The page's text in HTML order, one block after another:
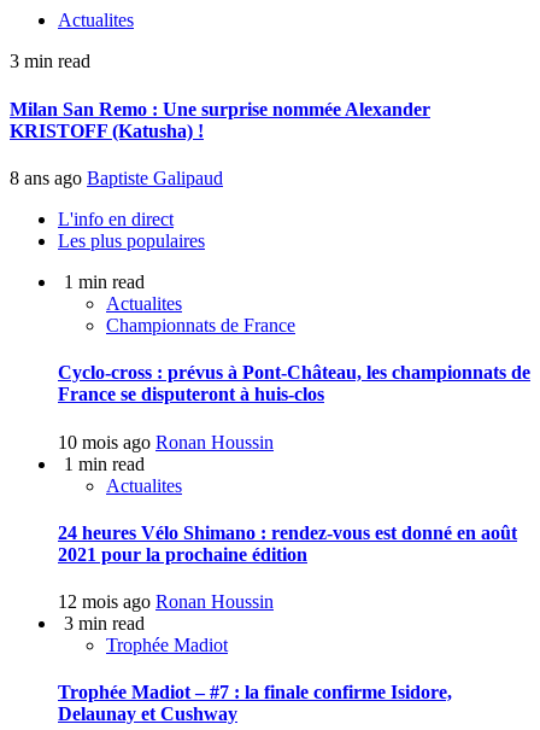
Actualites
3 min read
Milan San Remo : Une surprise nommée Alexander
KRISTOFF (Katusha) !
8 ans ago Baptiste Galipaud
L'info en direct
Les plus populaires
1 min read
Actualites
Championnats de France
Cyclo-cross : prévus à Pont-Château, les championnats de
France se disputeront à huis-clos
10 mois ago Ronan Houssin
1 min read
Actualites
24 heures Vélo Shimano : rendez-vous est donné en août
2021 pour la prochaine édition
12 mois ago Ronan Houssin
3 min read
Trophée Madiot
Trophée Madiot – #7 : la finale confirme Isidore,
Delaunay et Cushway